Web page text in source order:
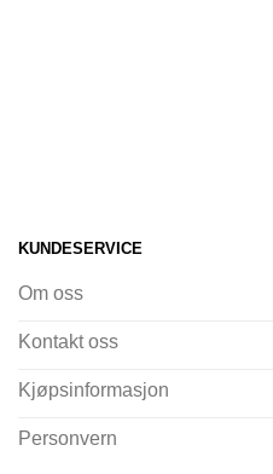
KUNDESERVICE
Om oss
Kontakt oss
Kjøpsinformasjon
Personvern